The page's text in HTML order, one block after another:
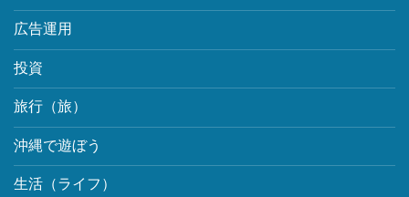
広告運用
投資
旅行（旅）
沖縄で遊ぼう
生活（ライフ）